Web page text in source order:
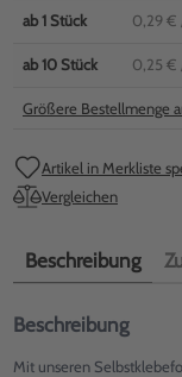
ab1 Stück 0,29 €
ab10 Stück 0,25 €
Größere Bestellmenge
Artikel in Merkliste
Vergleichen
Beschreibung
Beschreibung
Mit unseren